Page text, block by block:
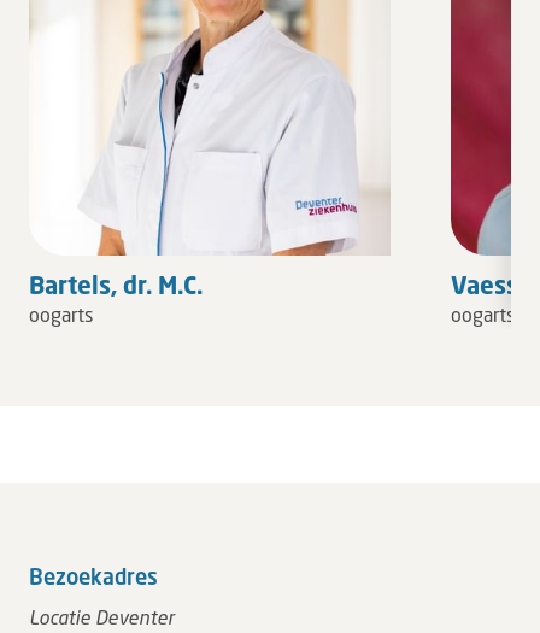
Bartels, dr. M.C.
oogarts oogarts
Bezoekadres
Locatie Deventer